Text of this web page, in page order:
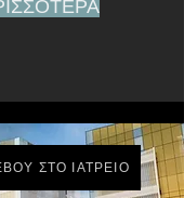
ΣΤΟ ΙΑΤΡΕΙΟ